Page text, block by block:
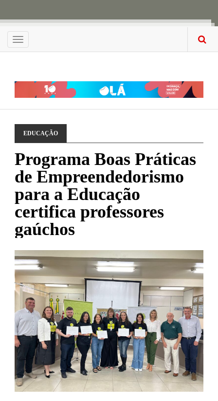
Menu
EDUCAÇÃO
Programa Boas Práticas
de Empreendedorismo
para a Educação
certifica professores
gaúchos